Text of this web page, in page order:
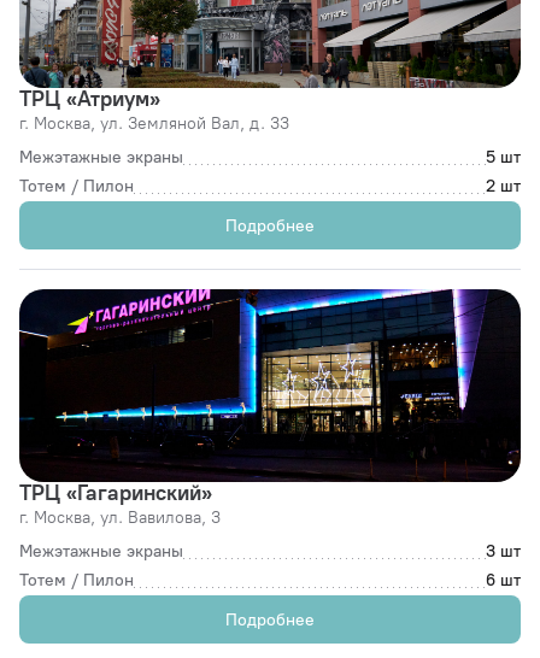
ТРЦ «Атриум»
г. Москва, ул. Земляной Вал, д. 33
Межэтажные экраны
5 шт
Тотем / Пилон
2 шт
Подробнее
ТРЦ «Гагаринский»
г. Москва, ул. Вавилова, 3
Межэтажные экраны
3 шт
Тотем / Пилон
6 шт
Подробнее